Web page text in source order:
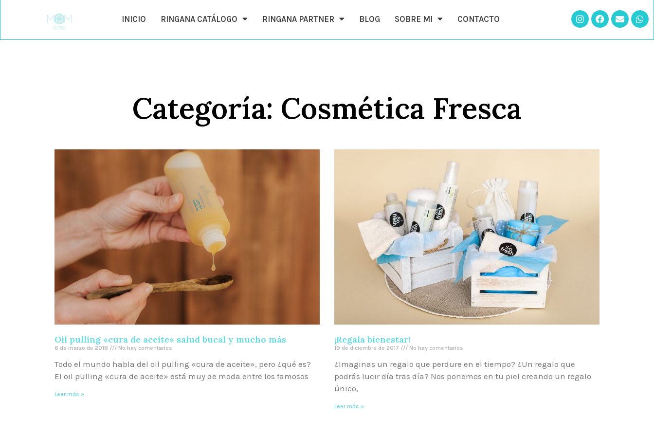
INICIO RINGANA CATÁLOGO RINGANA PARTNER BLOG SOBRE MI CONTACTO
Categoría: Cosmética Fresca
Oil pulling «cura de aceite» salud bucal y mucho más
6 de marzo de 2018 No hay comentarios
Todo el mundo habla del oil pulling «cura de aceite», pero ¿qué es?
El oil pulling «cura de aceite» está muy de moda entre los famosos
Leer más »
¡Regala bienestar!
19 de diciembre de 2017 No hay comentarios
¿Imaginas un regalo que perdure en el tiempo? ¿Un regalo que
podrás lucir día tras día? Nos ponemos en tu piel creando un regalo
único,
Leer más »